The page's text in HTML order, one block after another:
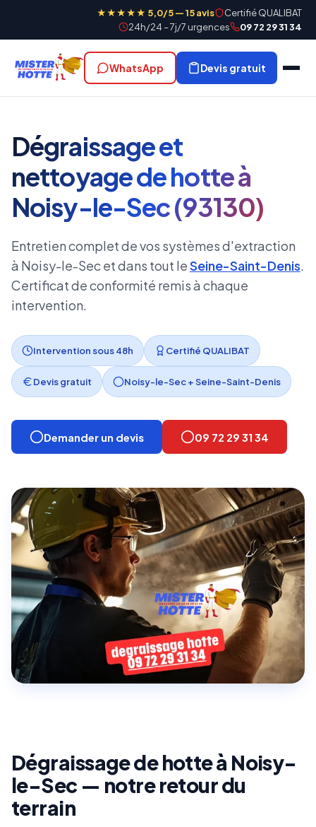
★★★★★ 5,0/5 — 15 avis
Certifié QUALIBAT
24h/24 – 7j/7 urgences
09 72 29 31 34
WhatsApp Devis gratuit
Dégraissage et
nettoyage de hotte à
Noisy-le-Sec (93130)
Entretien complet de vos systèmes d'extraction
à Noisy-le-Sec et dans tout leSeine-Saint-Denis.
Certificat de conformité remis à chaque
intervention.
Intervention sous 48h Certifié QUALIBAT
Devis gratuit Noisy-le-Sec + Seine-Saint-Denis
Demander un devis 09 72 29 31 34
Dégraissage de hotte à Noisy-
le-Sec — notre retour du
terrain